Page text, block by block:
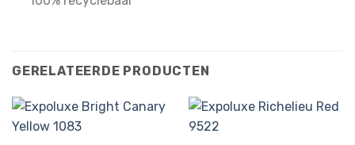
GERELATEERDE PRODUCTEN